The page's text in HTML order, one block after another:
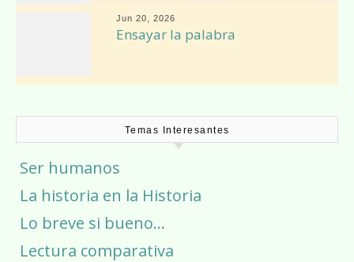
Jun 20, 2026
Ensayar la palabra
Temas Interesantes
Ser humanos
La historia en la Historia
Lo breve si bueno…
Lectura comparativa